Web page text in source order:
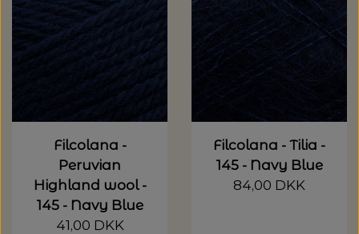
Filcolana -
Peruvian
Highland wool -
145 - Navy Blue
41,00 DKK
Filcolana - Tilia -
145 - Navy Blue
84,00 DKK